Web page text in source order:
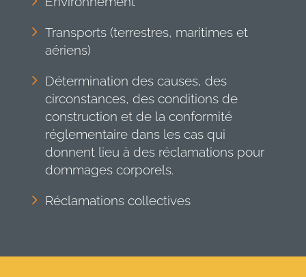
Transports (terrestres, maritimes et
aériens)
Détermination des causes, des
circonstances, des conditions de
construction et de la conformité
réglementaire dans les cas qui
donnent lieu à des réclamations pour
dommages corporels.
Réclamations collectives